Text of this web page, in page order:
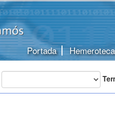
Portada Hemeroteca